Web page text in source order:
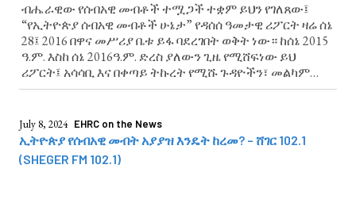
ብሔራዊው የሰብአዊ መብቶች ተሟጋች ተቋም ይህን የገለጸው፤
“የኢትዮጵያ ሰብአዊ መብቶች ሁኔታ” የዳሰሰ ዓመታዊ ሪፖርት ዛሬ ሰኔ
28፤ 2016 በዋና መሥሪያ ቤቱ ይፋ ባደረገበት ወቅት ነው። ከሰኔ 2015
ዓ.ም. እስከ ሰኔ 2016ዓ.ም. ድረስ ያለውን ጊዜ የሚሸፍነው ይህ
ሪፖርት፤ አሳሳቢ እና በቀጣይ ትኩረት የሚሹ ጉዳዮችን፣ መልካም
እምርታዎችን እና ምክረ ሐሳቦችን የያዘ ነው
July 8, 2024 EHRC on the News
ኢትዮጵያ የሰብአዊ መብት አያያዝ እንዴት ከረመ? – ሸገር 102.1
(SHEGER FM 102.1)